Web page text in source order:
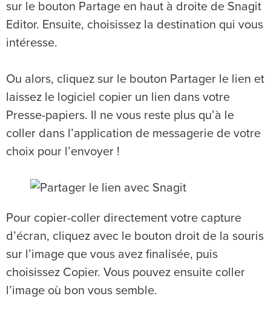
sur le bouton Partage en haut à droite de Snagit
Editor. Ensuite, choisissez la destination qui vous
intéresse.
Ou alors, cliquez sur le bouton Partager le lien et
laissez le logiciel copier un lien dans votre
Presse-papiers. Il ne vous reste plus qu’à le
coller dans l’application de messagerie de votre
choix pour l’envoyer !
Pour copier-coller directement votre capture
d’écran, cliquez avec le bouton droit de la souris
sur l’image que vous avez finalisée, puis
choisissez Copier. Vous pouvez ensuite coller
l’image où bon vous semble.